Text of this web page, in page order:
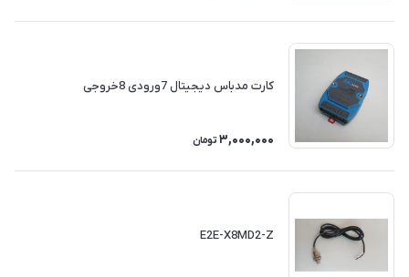
کارت مدباس دیجیتال 7ورودی 8خروجی
3,000,000 تومان
E2E-X8MD2-Z